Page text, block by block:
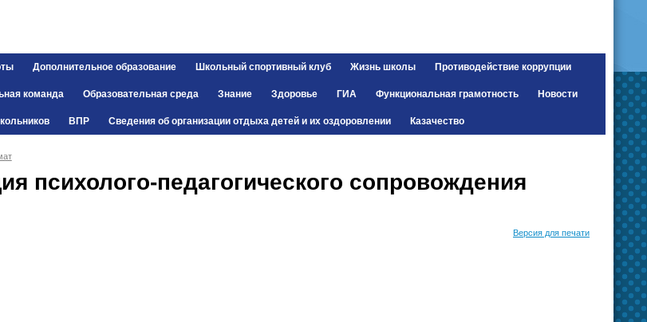
Дополнительное образование Школьный спортивный клуб Жизнь школы Противодействие коррупции
команда Образовательная среда Знание Здоровье ГИА Функциональная грамотность Новости
ВПР Сведения об организации отдыха детей и их оздоровлении Казачество
психолого-педагогического сопровождения
Версия для печати